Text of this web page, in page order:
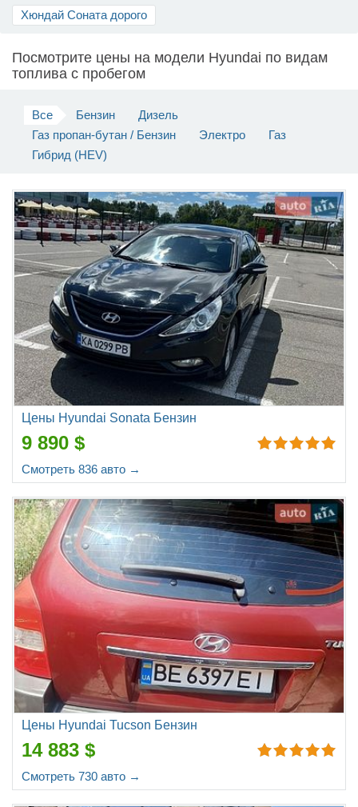
Хюндай Соната дорого
Посмотрите цены на модели Hyundai по видам
топлива c пробегом
Все Бензин
Дизель
Газ пропан-бутан / Бензин
Электро
Газ
Гибрид (HEV)
Цены Hyundai Sonata Бензин
9 890 $
Смотреть 836 авто →
Цены Hyundai Tucson Бензин
14 883 $
Смотреть 730 авто →